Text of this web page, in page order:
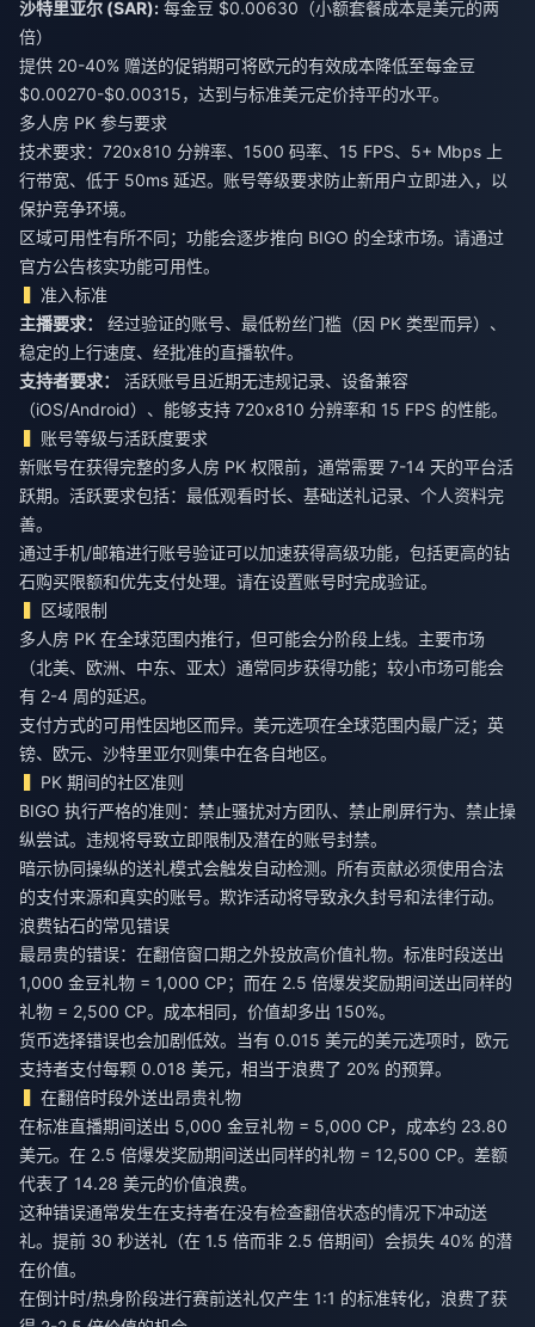
沙特里亚尔 (SAR): 每金豆 $0.00630（小额套餐成本是美元的两
倍）
提供 20-40% 赠送的促销期可将欧元的有效成本降低至每金豆
$0.00270-$0.00315，达到与标准美元定价持平的水平。
多人房 PK 参与要求
技术要求：720x810 分辨率、1500 码率、15 FPS、5+ Mbps 上
行带宽、低于 50ms 延迟。账号等级要求防止新用户立即进入，以
保护竞争环境。
区域可用性有所不同；功能会逐步推向 BIGO 的全球市场。请通过
官方公告核实功能可用性。
准入标准
主播要求：
经过验证的账号、最低粉丝门槛（因 PK 类型而异）、
稳定的上行速度、经批准的直播软件。
支持者要求：
活跃账号且近期无违规记录、设备兼容
（iOS/Android）、能够支持 720x810 分辨率和 15 FPS 的性能。
账号等级与活跃度要求
新账号在获得完整的多人房 PK 权限前，通常需要 7-14 天的平台活
跃期。活跃要求包括：最低观看时长、基础送礼记录、个人资料完
善。
通过手机/邮箱进行账号验证可以加速获得高级功能，包括更高的钻
石购买限额和优先支付处理。请在设置账号时完成验证。
区域限制
多人房 PK 在全球范围内推行，但可能会分阶段上线。主要市场
（北美、欧洲、中东、亚太）通常同步获得功能；较小市场可能会
有 2-4 周的延迟。
支付方式的可用性因地区而异。美元选项在全球范围内最广泛；英
镑、欧元、沙特里亚尔则集中在各自地区。
PK 期间的社区准则
BIGO 执行严格的准则：禁止骚扰对方团队、禁止刷屏行为、禁止操
纵尝试。违规将导致立即限制及潜在的账号封禁。
暗示协同操纵的送礼模式会触发自动检测。所有贡献必须使用合法
的支付来源和真实的账号。欺诈活动将导致永久封号和法律行动。
浪费钻石的常见错误
最昂贵的错误：在翻倍窗口期之外投放高价值礼物。标准时段送出
1,000 金豆礼物 = 1,000 CP；而在 2.5 倍爆发奖励期间送出同样的
礼物 = 2,500 CP。成本相同，价值却多出 150%。
货币选择错误也会加剧低效。当有 0.015 美元的美元选项时，欧元
支持者支付每颗 0.018 美元，相当于浪费了 20% 的预算。
在翻倍时段外送出昂贵礼物
在标准直播期间送出 5,000 金豆礼物 = 5,000 CP，成本约 23.80
美元。在 2.5 倍爆发奖励期间送出同样的礼物 = 12,500 CP。差额
代表了 14.28 美元的价值浪费。
这种错误通常发生在支持者在没有检查翻倍状态的情况下冲动送
礼。提前 30 秒送礼（在 1.5 倍而非 2.5 倍期间）会损失 40% 的潜
在价值。
在倒计时/热身阶段进行赛前送礼仅产生 1:1 的标准转化，浪费了获